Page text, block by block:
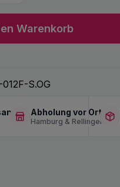
Warenkorb
S.OG
Abholung vor Ort
Hamburg & Rellingen